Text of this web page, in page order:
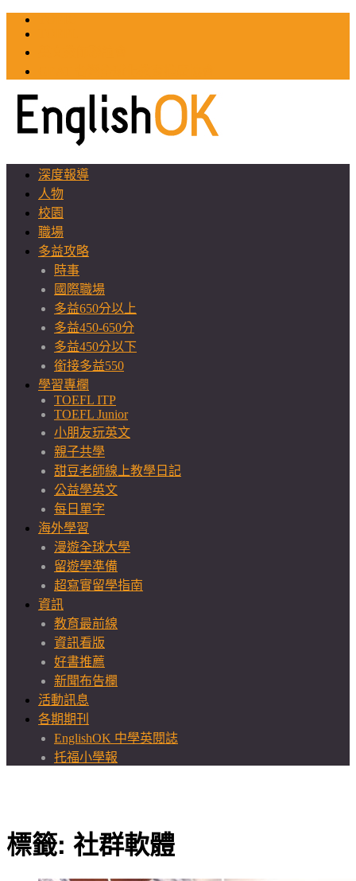
深度報導
人物
校園
職場
多益攻略
時事
國際職場
多益650分以上
多益450-650分
多益450分以下
銜接多益550
學習專欄
TOEFL ITP
TOEFL Junior
小朋友玩英文
親子共學
甜豆老師線上教學日記
公益學英文
每日單字
海外學習
漫遊全球大學
留遊學準備
超寫實留學指南
資訊
教育最前線
資訊看版
好書推薦
新聞布告欄
活動訊息
各期期刊
EnglishOK 中學英閱誌
托福小學報
標籤: 社群軟體